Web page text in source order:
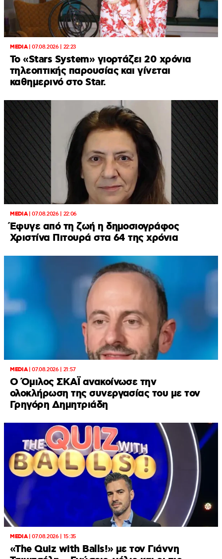
MEDIA|07.08.2026 | 22:23
Το «Stars System» γιορτάζει 20 χρόνια
τηλεοπτικής παρουσίας και γίνεται
καθημερινό στο Star.
MEDIA|07.08.2026 | 22:06
Έφυγε από τη ζωή η δημοσιογράφος
Χριστίνα Πιτουρά στα 64 της χρόνια
MEDIA|07.08.2026 | 21:57
Ο Όμιλος ΣΚΑΪ ανακοίνωσε την
ολοκλήρωση της συνεργασίας του με τον
Γρηγόρη Δημητριάδη
MEDIA|07.08.2026 | 15:35
«The Quiz with Balls!» με τον Γιάννη